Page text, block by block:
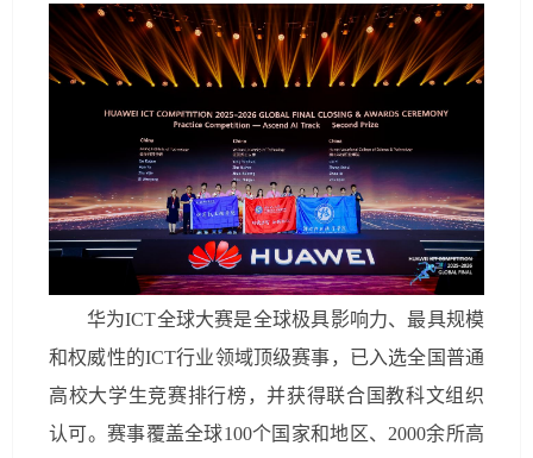
华为ICT全球大赛是全球极具影响力、最具规模
和权威性的ICT行业领域顶级赛事，已入选全国普通
高校大学生竞赛排行榜，并获得联合国教科文组织
认可。赛事覆盖全球100个国家和地区、2000余所高